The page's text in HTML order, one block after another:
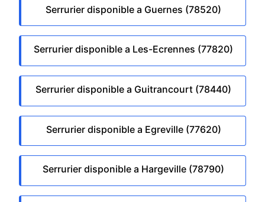
Serrurier disponible a Guernes (78520)
Serrurier disponible a Les-Ecrennes (77820)
Serrurier disponible a Guitrancourt (78440)
Serrurier disponible a Egreville (77620)
Serrurier disponible a Hargeville (78790)